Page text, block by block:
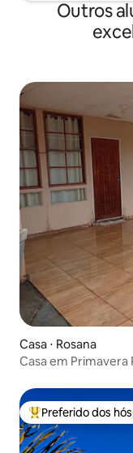
Outros
Casa ⋅ Rosana
Casa em Primavera
Entre os melhores
Preferido dos